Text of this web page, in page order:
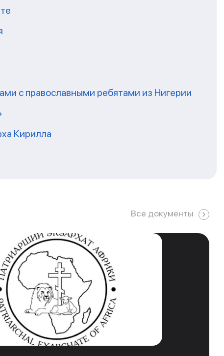
с православными ребятами из Нигерии
Кирилла
Все документы